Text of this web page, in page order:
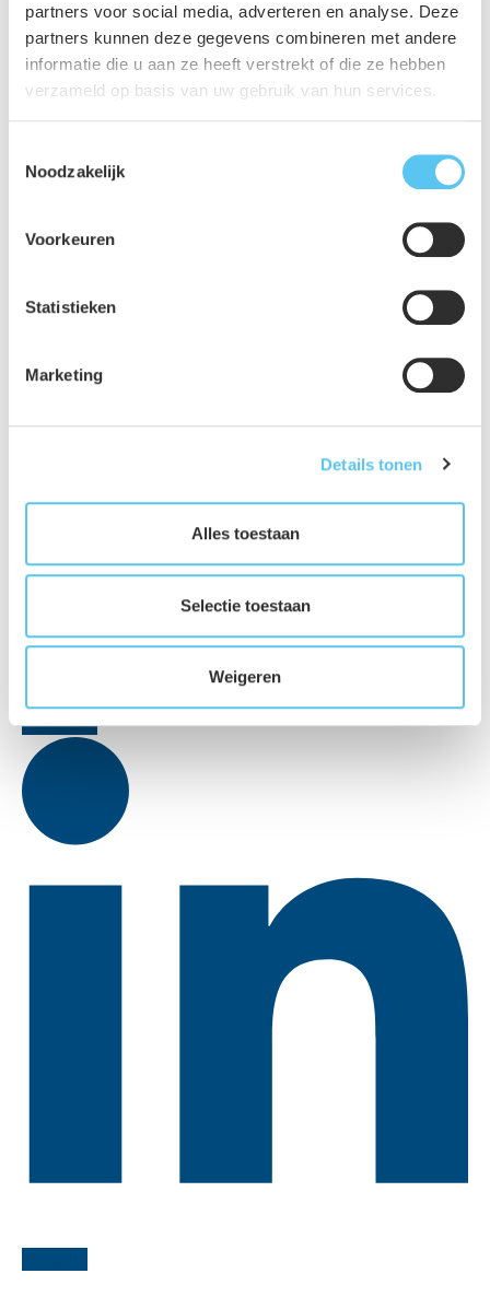
partners voor social media, adverteren en analyse. Deze
partners kunnen deze gegevens combineren met andere
informatie die u aan ze heeft verstrekt of die ze hebben
verzameld op basis van uw gebruik van hun services.
Noodzakelijk
Voorkeuren
Statistieken
Marketing
Details tonen
Alles toestaan
Selectie toestaan
Weigeren
Facebook